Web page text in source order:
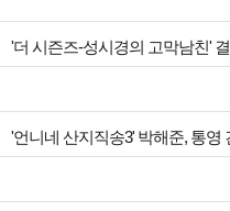
'언니네 산지직송3' 박해준, 통